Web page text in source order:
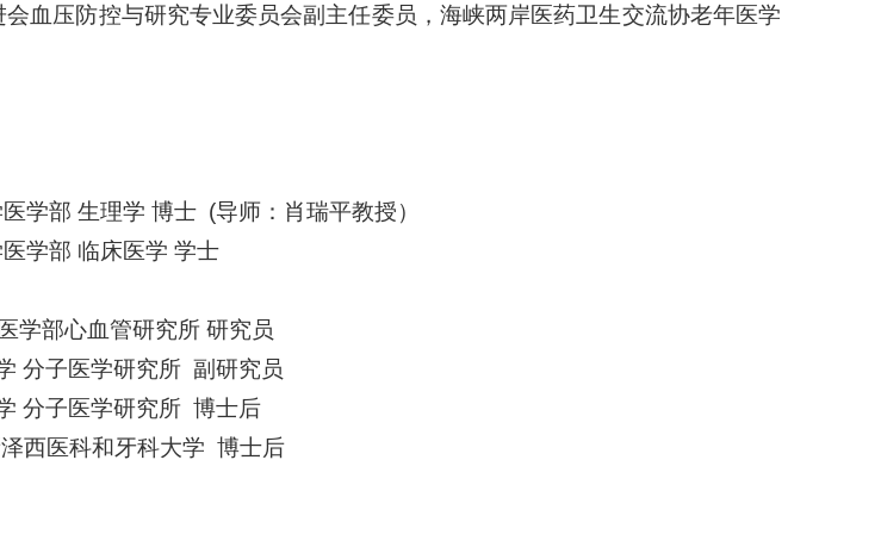
血压防控与研究专业委员会副主任委员，海峡两岸医药卫生交流协老年医学
学部 生理学 博士 (导师：肖瑞平教授）
学部 临床医学 学士
学部心血管研究所 研究员
分子医学研究所 副研究员
分子医学研究所 博士后
西医科和牙科大学 博士后